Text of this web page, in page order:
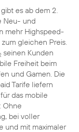
es ab dem 2.
Neu- und
mehr Highspeed-
gleichen Preis.
seinen Kunden
Freiheit beim
und Gamen. Die
Tarife liefern
das mobile
Ohne
bei voller
und mit maximaler